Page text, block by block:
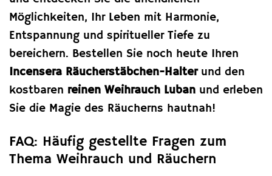
Möglichkeiten, Ihr Leben mit Harmonie,
Entspannung und spiritueller Tiefe zu
bereichern. Bestellen Sie noch heute Ihren
Incensera Räucherstäbchen-Halterund den
kostbaren reinen Weihrauch Luban und erleben
Sie die Magie des Räucherns hautnah!
FAQ: Häufig gestellte Fragen zum
Thema Weihrauch und Räuchern